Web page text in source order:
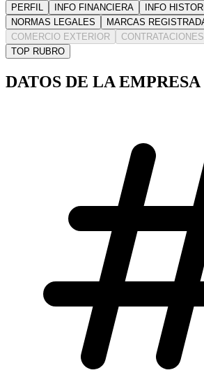
PERFIL INFO FINANCIERA
INFO
NORMAS LEGALES
MARCAS
COMERCIO EXTERIOR
TOP RUBRO
DATOS DE LA EMPRESA